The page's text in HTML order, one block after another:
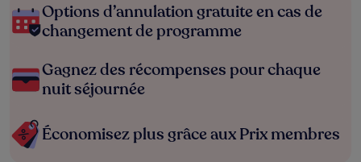
Options d’annulation gratuite en cas de
changement de programme
Gagnez des récompenses pour chaque
nuit séjournée
Économisez plus grâce aux Prix membres